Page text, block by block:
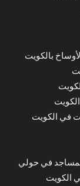
بالكويت
في الكويت
الكويت